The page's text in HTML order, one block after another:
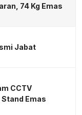
74 Kg Emas
Jabat
CCTV
Emas